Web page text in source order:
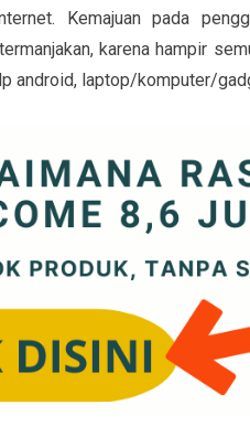
Kemajuan pada
karena hampir
android, laptop/komputer/